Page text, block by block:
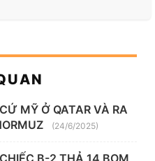
MỸ Ở QATAR VÀ RA
(24/6/2025)